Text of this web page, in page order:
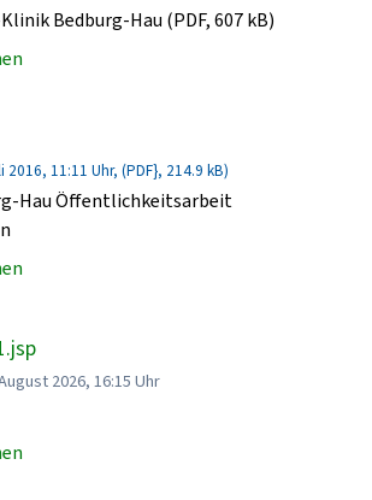
Bedburg-Hau (PDF, 607 kB)
2016, 11:11 Uhr, (PDF}, 214.9 kB)
Hau Öffentlichkeitsarbeit
2026, 16:15 Uhr